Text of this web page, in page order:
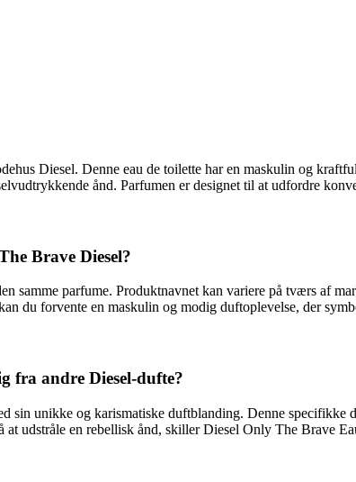
Diesel. Denne eau de toilette har en maskulin og
ånd. Parfumen er designet til at udfordre
Brave Diesel?
parfume. Produktnavnet kan variere på tværs af
du forvente en maskulin og modig duftoplevelse, der
fra andre Diesel-dufte?
sin unikke og karismatiske duftblanding. Denne
udstråle en rebellisk ånd, skiller Diesel Only The Brave